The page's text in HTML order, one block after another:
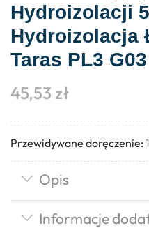
Hydroizolacji
Hydroizolacja
Taras PL3
45,53 zł
Przewidywane doręczenie:
Opis
Informacje